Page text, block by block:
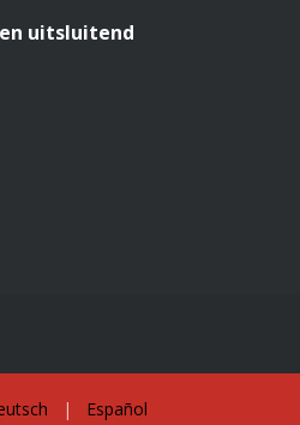
uitsluitend
| Español